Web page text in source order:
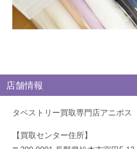
店舗情報
タペストリー買取専門店アニポス
【買取センター住所】